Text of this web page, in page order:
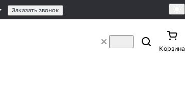
Заказать звонок
Корзина